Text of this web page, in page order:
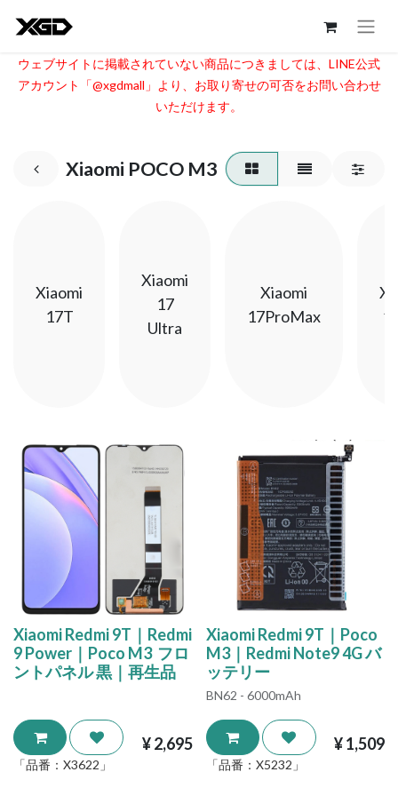
ウェブサイトに掲載されていない商品につきましては、LINE公式
アカウント「@xgdmall」より、お取り寄せの可否をお問い合わせ
いただけます。​
Xiaomi POCO M3
Xiaomi
17T
Xiaomi
17
Ultra
Xiaomi
17ProMax
Xiaomi Redmi 9T｜Redmi
9 Power｜Poco M3 フロ
ントパネル 黒｜再生品
¥2,695
「品番： X3622 」
Xiaomi Redmi 9T｜Poco
M3｜Redmi Note9 4G バ
ッテリー
BN62 - 6000mAh
¥1,509
「品番： X5232 」